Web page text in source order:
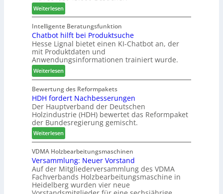
i
e
n
r
i
e
r
t
e
s
S
y
s
t
e
m
-
A
k
t
i
o
n
s
w
o
c
h
e
n
2
0
2
6
Weiterlesen:
M
a
T
e
c
m
e
l
d
e
t
B
e
s
u
c
h
e
r
z
Intelligente Beratungsfunktion
Chatbot hilft bei Produktsuche
Hesse Lignal bietet einen KI-Chatbot an, der
mit Produktdaten und
Anwendungsinformationen trainiert wurde.
Weiterlesen:
C
h
a
t
b
o
t
h
i
l
f
t
b
Bewertung des Reformpakets
HDH fordert Nachbesserungen
Der Hauptverband der Deutschen
Holzindustrie (HDH) bewertet das Reformpaket
der Bundesregierung gemischt.
Weiterlesen:
H
D
H
f
o
r
VDMA Holzbearbeitungsmaschinen
Versammlung: Neuer Vorstand
Auf der Mitgliederversammlung des VDMA
Fachverbands Holzbearbeitungsmaschine in
Heidelberg wurden vier neue